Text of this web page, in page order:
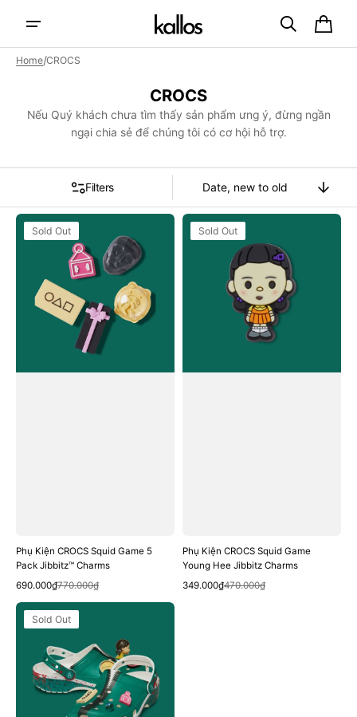
content
Cart
Home/CROCS
Collection:
CROCS
Nếu Quý khách chưa tìm thấy sản phẩm ưng ý, đừng ngần
ngại chia sẻ để chúng tôi có cơ hội hỗ trợ.
Filters
Sort
By
Phụ
Kiện
Game
Sold Out
Phụ Kiện CROCS Squid Game 5
Pack Jibbitz™ Charms
Sale
690.000₫
Regular
770.000₫
Quick View
Phụ
Kiện
Sold Out
Phụ Kiện CROCS Squid Game
Young Hee Jibbitz Charms
Sale
349.000₫
Regular
470.000₫
Quick View
Giày
CROCS
Game
Classic
Sold Out